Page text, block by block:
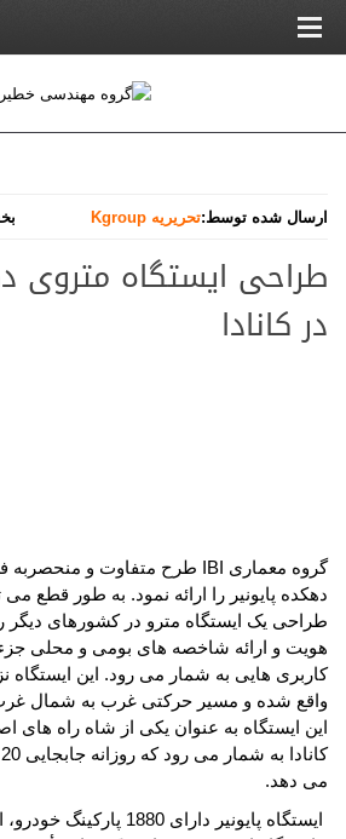
ارسال شده توسط:تحریریه Kgroup
طراحی ایستگاه متروی
در کانادا
گروه معماری
طرح متفاوت و منحصربه
دهکده پایونیر را ارائه نمود. به طور قطع
طراحی یک ایستگاه مترو در کشورهای دیگر
هویت و ارائه شاخصه های بومی و محلی جزء
کاربری هایی به شمار می رود. این ایستگاه
واقع شده و مسیر حرکتی غرب به شمال
این ایستگاه به عنوان یکی از شاه راه
می دهد.
ایستگاه پایونیر دارای